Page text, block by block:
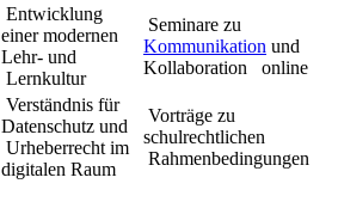
Entwicklung
einer modernen
Lehr- und
Lernkultur
Seminare zu
Kommunikation und
Kollaboration online
Verständnis für
Datenschutz und
Urheberrecht im
digitalen Raum
Vorträge zu
schulrechtlichen
Rahmenbedingungen